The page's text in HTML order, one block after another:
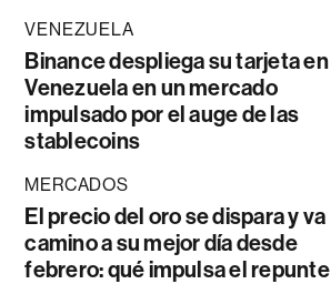
VENEZUELA
Binance despliega su tarjeta en
Venezuela en un mercado
impulsado por el auge de las
stablecoins
MERCADOS
El precio del oro se dispara y va
camino a su mejor día desde
febrero: qué impulsa el repunte